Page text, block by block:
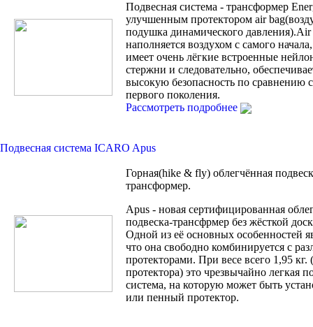
Подвесная система - трансформер
улучшенным протектором air
подушка динамического давления).Air
наполняется воздухом с самого
имеет очень лёгкие встроенные
стержни и следовательно,
высокую безопасность по сравнению
первого поколения.
Рассмотреть подробнее
Подвесная система ICARO Apus
Горная(hike & fly) облегчённая
трансформер.
Apus - новая сертифицированная
подвеска-трансфрмер без жёсткой
Одной из её основных особенностей
что она свободно комбинируется с
протекторами. При весе всего 1,95 кг.
протектора) это чрезвычайно легкая
система, на которую может быть
или пенный протектор.